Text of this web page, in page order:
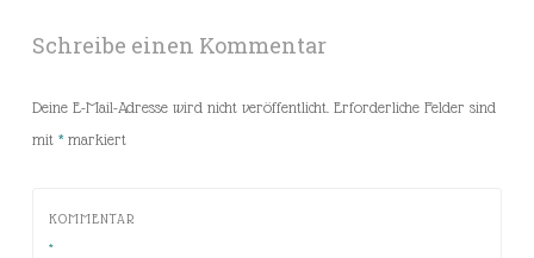
Schreibe einen Kommentar
Deine E-Mail-Adresse wird nicht veröffentlicht. Erforderliche Felder sind
mit *markiert
KOMMENTAR
*